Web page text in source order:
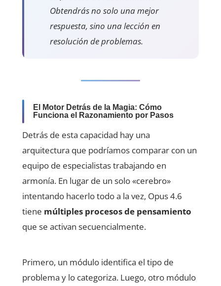
Obtendrás no solo una mejor
respuesta, sino una lección en
resolución de problemas.
El Motor Detrás de la Magia: Cómo
Funciona el Razonamiento por Pasos
Detrás de esta capacidad hay una
arquitectura que podríamos comparar con un
equipo de especialistas trabajando en
armonía. En lugar de un solo «cerebro»
intentando hacerlo todo a la vez, Opus 4.6
tiene múltiples procesos de pensamiento
que se activan secuencialmente.
Primero, un módulo identifica el tipo de
problema y lo categoriza. Luego, otro módulo